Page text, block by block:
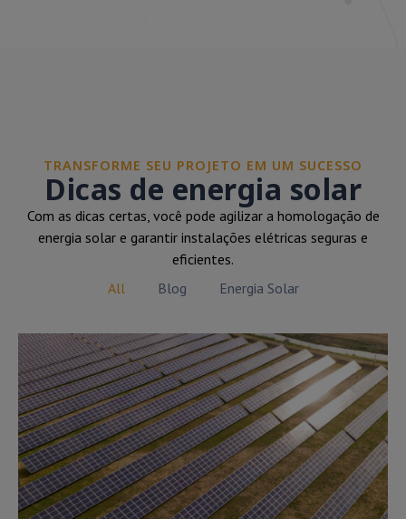
TRANSFORME SEU PROJETO EM UM SUCESSO
Dicas de energia solar
Com as dicas certas, você pode agilizar a homologação de
energia solar e garantir instalações elétricas seguras e
eficientes.
All
Blog Energia Solar